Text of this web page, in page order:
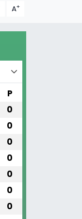
A+
P
0
0
0
0
0
0
0